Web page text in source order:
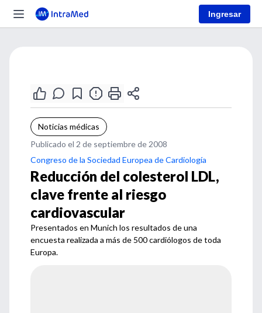
Ingresar
Noticias médicas
Publicado el 2 de septiembre de 2008
Congreso de la Sociedad Europea de Cardiología
Reducción del colesterol LDL,
clave frente al riesgo
cardiovascular
Presentados en Munich los resultados de una
encuesta realizada a más de 500 cardiólogos de toda
Europa.